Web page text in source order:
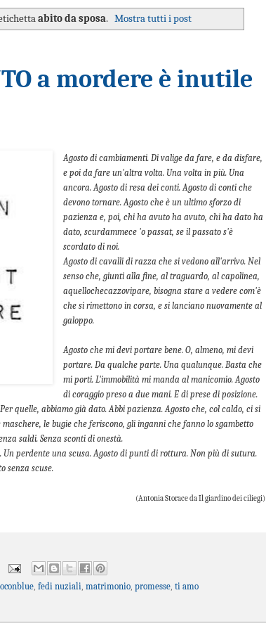
abito da sposa. Mostra tutti i post
a mordere è inutile
Agosto di cambiamenti. Di valige da fare, e da disfare,
e poi da fare un'altra volta. Una volta in più. Una
ancora. Agosto di resa dei conti. Agosto di conti che
devono tornare. Agosto che è un ultimo sforzo di
pazienza e, poi, chi ha avuto ha avuto, chi ha dato ha
dato, scurdammece 'o passat, se il passato s'è
scordato di noi.
Agosto di cavalli di razza che si vedono all'arrivo. Nel
senso che, giunti alla fine, al traguardo, al capolinea,
aquellochecazzovipare, bisogna stare a vedere com'è
che si rimettono in corsa, e si lanciano nuovamente al
galoppo.
Agosto che mi devi portare bene. O, almeno, mi devi
portare. Da qualche parte. Una qualunque. Basta che
mi porti. L'immobilità mi manda al manicomio. Agosto
di coraggio preso a due mani. E di prese di posizione.
quelle, abbiamo già dato. Abbi pazienza. Agosto che, col caldo, ci si
le bugie che feriscono, gli inganni che fanno lo sgambetto
saldi. Senza sconti di onestà.
perdente una scusa. Agosto di punti di rottura. Non più di sutura.
senza scuse.
(Antonia Storace da Il giardino dei ciliegi)
, fedi nuziali, matrimonio, promesse, ti amo